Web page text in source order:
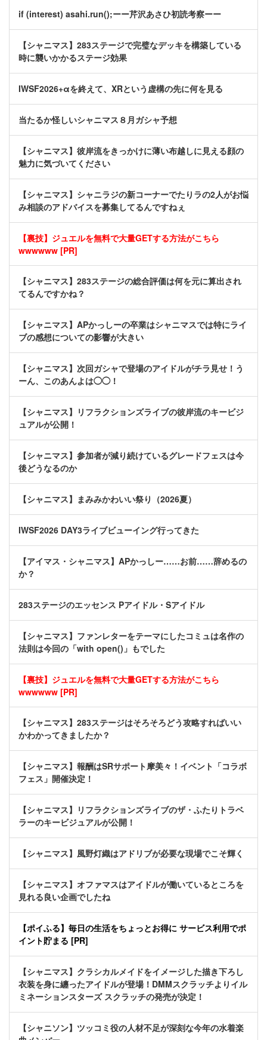
if (interest) asahi.run();ーー芹沢あさひ初読考察ーー
【シャニマス】283ステージで完璧なデッキを構築している
時に襲いかかるステージ効果
IWSF2026+αを終えて、XRという虚構の先に何を見る
当たるか怪しいシャニマス８月ガシャ予想
【シャニマス】彼岸流をきっかけに薄い布越しに見える顔の
魅力に気づいてください
【シャニマス】シャニラジの新コーナーでたりラの2人がお悩
み相談のアドバイスを募集してるんですねぇ
【裏技】ジュエルを無料で大量GETする方法がこちら
wwwwww [PR]
【シャニマス】283ステージの総合評価は何を元に算出され
てるんですかね？
【シャニマス】APかっしーの卒業はシャニマスでは特にライ
ブの感想についての影響が大きい
【シャニマス】次回ガシャで登場のアイドルがチラ見せ！う
ーん、このあんよは◯◯！
【シャニマス】リフラクションズライブの彼岸流のキービジ
ュアルが公開！
【シャニマス】参加者が減り続けているグレードフェスは今
後どうなるのか
【シャニマス】まみみかわいい祭り（2026夏）
IWSF2026 DAY3ライブビューイング行ってきた
【アイマス・シャニマス】APかっしー……お前……辞めるの
か？
283ステージのエッセンス Pアイドル・Sアイドル
【シャニマス】ファンレターをテーマにしたコミュは名作の
法則は今回の「with open()」もでした
【裏技】ジュエルを無料で大量GETする方法がこちら
wwwwww [PR]
【シャニマス】283ステージはそろそろどう攻略すればいい
かわかってきましたか？
【シャニマス】報酬はSRサポート摩美々！イベント「コラボ
フェス」開催決定！
【シャニマス】リフラクションズライブのザ・ふたりトラベ
ラーのキービジュアルが公開！
【シャニマス】風野灯織はアドリブが必要な現場でこそ輝く
【シャニマス】オファマスはアイドルが働いているところを
見れる良い企画でしたね
【ポイふる】毎日の生活をちょっとお得に サービス利用でポ
イント貯まる [PR]
【シャニマス】クラシカルメイドをイメージした描き下ろし
衣装を身に纏ったアイドルが登場！DMMスクラッチよりイル
ミネーションスターズ スクラッチの発売が決定！
【シャニソン】ツッコミ役の人材不足が深刻な今年の水着楽